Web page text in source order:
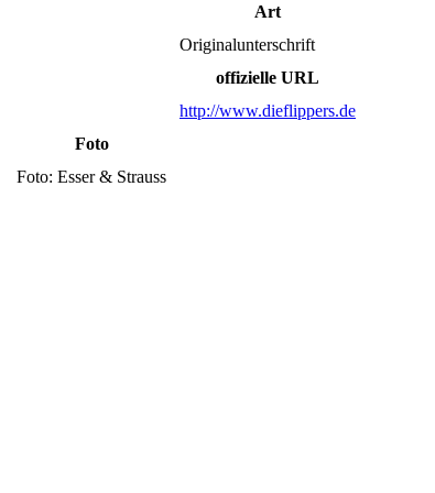
Art
Originalunterschrift
offizielle URL
http://www.dieflippers.de
Foto
Foto: Esser & Strauss